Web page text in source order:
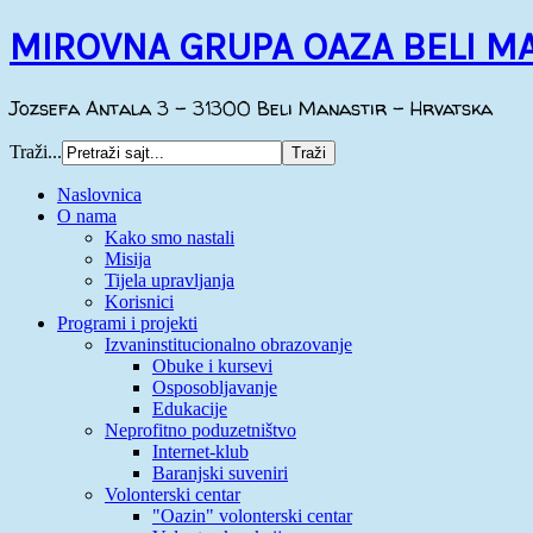
MIROVNA GRUPA OAZA BELI
Jozsefa Antala 3 - 31300 Beli Manastir - Hrvatska
Traži...
Naslovnica
O nama
Kako smo nastali
Misija
Tijela upravljanja
Korisnici
Programi i projekti
Izvaninstitucionalno obrazovanje
Obuke i kursevi
Osposobljavanje
Edukacije
Neprofitno poduzetništvo
Internet-klub
Baranjski suveniri
Volonterski centar
"Oazin" volonterski centar